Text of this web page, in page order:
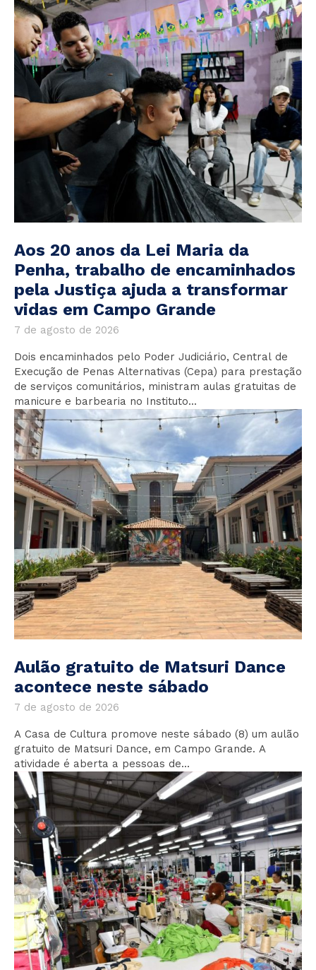
Aos 20 anos da Lei Maria da
Penha, trabalho de encaminhados
pela Justiça ajuda a transformar
vidas em Campo Grande
7 de agosto de 2026
Dois encaminhados pelo Poder Judiciário, Central de
Execução de Penas Alternativas (Cepa) para prestação
de serviços comunitários, ministram aulas gratuitas de
manicure e barbearia no Instituto...
Aulão gratuito de Matsuri Dance
acontece neste sábado
7 de agosto de 2026
A Casa de Cultura promove neste sábado (8) um aulão
gratuito de Matsuri Dance, em Campo Grande. A
atividade é aberta a pessoas de...